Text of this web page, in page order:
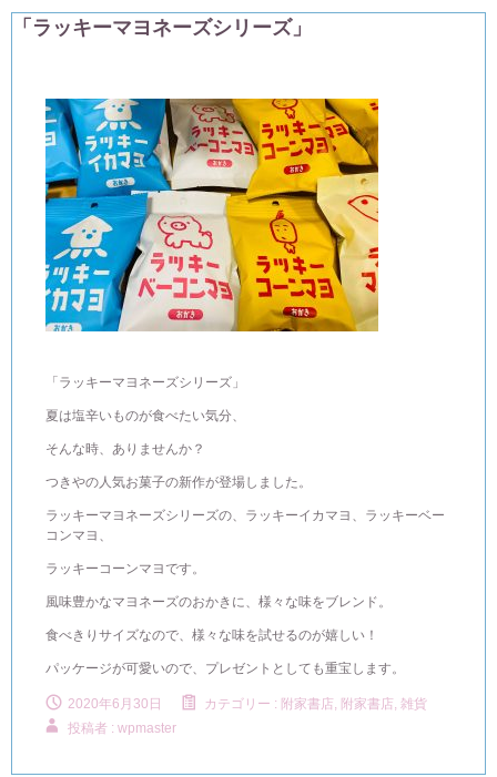
「ラッキーマヨネーズシリーズ」
「ラッキーマヨネーズシリーズ」
夏は塩辛いものが食べたい気分、
そんな時、ありませんか？
つきやの人気お菓子の新作が登場しました。
ラッキーマヨネーズシリーズの、ラッキーイカマヨ、ラッキーベー
コンマヨ、
ラッキーコーンマヨです。
風味豊かなマヨネーズのおかきに、様々な味をブレンド。
食べきりサイズなので、様々な味を試せるのが嬉しい！
パッケージが可愛いので、プレゼントとしても重宝します。
2020年6月30日 カテゴリー : 附家書店 附家書店, 雑貨
投稿者 : wpmaster